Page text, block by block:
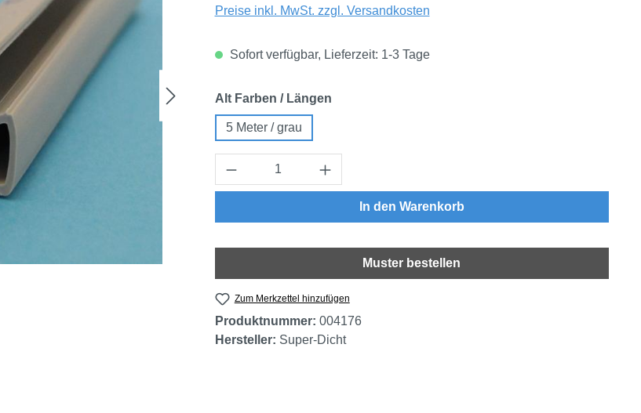
Preise inkl. MwSt. zzgl. Versandkosten
Sofort verfügbar, Lieferzeit: 1-3 Tage
Alt Farben / Längenauswählen
5 Meter / grau
Produkt Anzahl: Gib den gewünschten Wert ein
In den Warenkorb
Muster bestellen
Zum Merkzettel hinzufügen
Produktnummer: 004176
Hersteller: Super-Dicht